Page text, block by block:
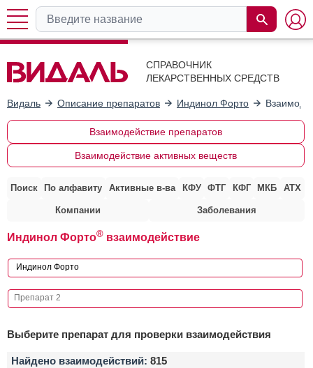
СПРАВОЧНИК
ЛЕКАРСТВЕННЫХ СРЕДСТВ
Видаль Описание препаратов Индинол Форто
Взаимодействие препаратов
Взаимодействие активных веществ
Поиск По алфавиту Активные в-ва КФУ ФТГ КФГ МКБ АТХ
Компании Заболевания
Индинол Форто® взаимодействие
Выберите препарат для проверки взаимодействия
Найдено взаимодействий: 815